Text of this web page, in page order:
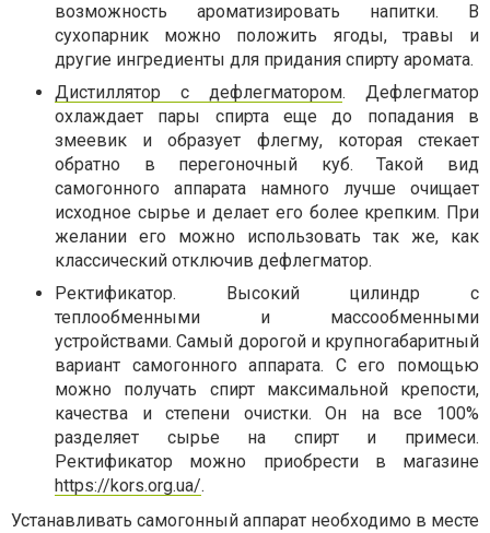
возможность ароматизировать напитки. В
сухопарник можно положить ягоды, травы и
другие ингредиенты для придания спирту аромата.
Дистиллятор с дефлегматором. Дефлегматор
охлаждает пары спирта еще до попадания в
змеевик и образует флегму, которая стекает
обратно в перегоночный куб. Такой вид
самогонного аппарата намного лучше очищает
исходное сырье и делает его более крепким. При
желании его можно использовать так же, как
классический отключив дефлегматор.
Ректификатор. Высокий цилиндр с
теплообменными и массообменными
устройствами. Самый дорогой и крупногабаритный
вариант самогонного аппарата. С его помощью
можно получать спирт максимальной крепости,
качества и степени очистки. Он на все 100%
разделяет сырье на спирт и примеси.
Ректификатор можно приобрести в магазине
https://kors.org.ua/.
Устанавливать самогонный аппарат необходимо в месте